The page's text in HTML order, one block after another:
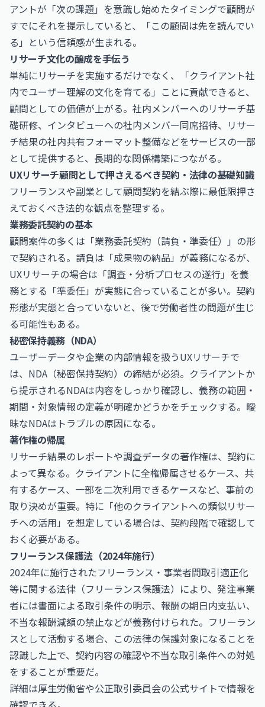
アントが「次の課題」を意識し始めたタイミングで顧問が
すでにそれを提示していると、「この顧問は先を読んでい
る」という信頼感が生まれる。
リサーチ文化の醸成を手伝う
単純にリサーチを実施するだけでなく、「クライアント社
内でユーザー理解の文化を育てる」ことに貢献できると、
顧問としての価値が上がる。社内メンバーへのリサーチ基
礎研修、インタビューへの社内メンバー同席招待、リサー
チ結果の社内共有フォーマット整備などをサービスの一部
として提供すると、長期的な関係構築につながる。
UXリサーチ顧問として押さえるべき契約・法律の基礎知識
フリーランスや副業として顧問契約を結ぶ際に最低限押さ
えておくべき法的な観点を整理する。
業務委託契約の基本
顧問案件の多くは「業務委託契約（請負・準委任）」の形
で契約される。請負は「成果物の納品」が義務になるが、
UXリサーチの場合は「調査・分析プロセスの遂行」を義
務とする「準委任」が実態に合っていることが多い。契約
形態が実態と合っていないと、後で労働者性の問題が生じ
る可能性もある。
秘密保持義務（NDA）
ユーザーデータや企業の内部情報を扱うUXリサーチで
は、NDA（秘密保持契約）の締結が必須。クライアントか
ら提示されるNDAは内容をしっかり確認し、義務の範囲・
期間・対象情報の定義が明確かどうかをチェックする。曖
昧なNDAはトラブルの原因になる。
著作権の帰属
リサーチ結果のレポートや調査データの著作権は、契約に
よって異なる。クライアントに全権帰属させるケース、共
有するケース、一部を二次利用できるケースなど、事前の
取り決めが重要。特に「他のクライアントへの類似リサー
チへの活用」を想定している場合は、契約段階で確認して
おく必要がある。
フリーランス保護法（2024年施行）
2024年に施行されたフリーランス・事業者間取引適正化
等に関する法律（フリーランス保護法）により、発注事業
者には書面による取引条件の明示、報酬の期日内支払い、
不当な報酬減額の禁止などが義務付けられた。フリーラン
スとして活動する場合、この法律の保護対象になることを
認識した上で、契約内容の確認や不当な取引条件への対処
をすることが重要だ。
詳細は厚生労働省や公正取引委員会の公式サイトで情報を